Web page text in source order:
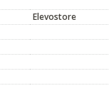
Elevostore